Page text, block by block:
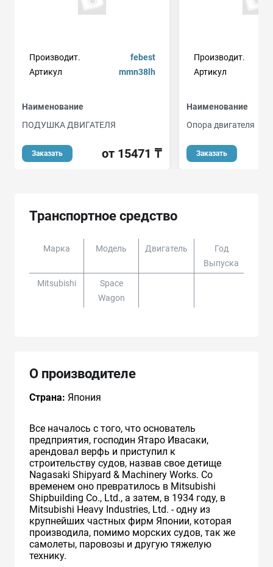
Производит.
febest
Артикул
mmn38lh
Наименование
ПОДУШКА ДВИГАТЕЛЯ
Заказать от 15471 ₸
Производит.
Артикул
Наименование
Опора двигателя
Заказать
Транспортное средство
Марка Модель Двигатель
Год
Выпуска
Mitsubishi
Space
Wagon
О производителе
Страна: Япония
Все началось с того, что основатель
предприятия, господин Ятаро Ивасаки,
арендовал верфь и приступил к
строительству судов, назвав свое детище
Nagasaki Shipyard & Machinery Works. Со
временем оно превратилось в Mitsubishi
Shipbuilding Co., Ltd., а затем, в 1934 году, в
Mitsubishi Heavy Industries, Ltd. - одну из
крупнейших частных фирм Японии, которая
производила, помимо морских судов, так же
самолеты, паровозы и другую тяжелую
технику.